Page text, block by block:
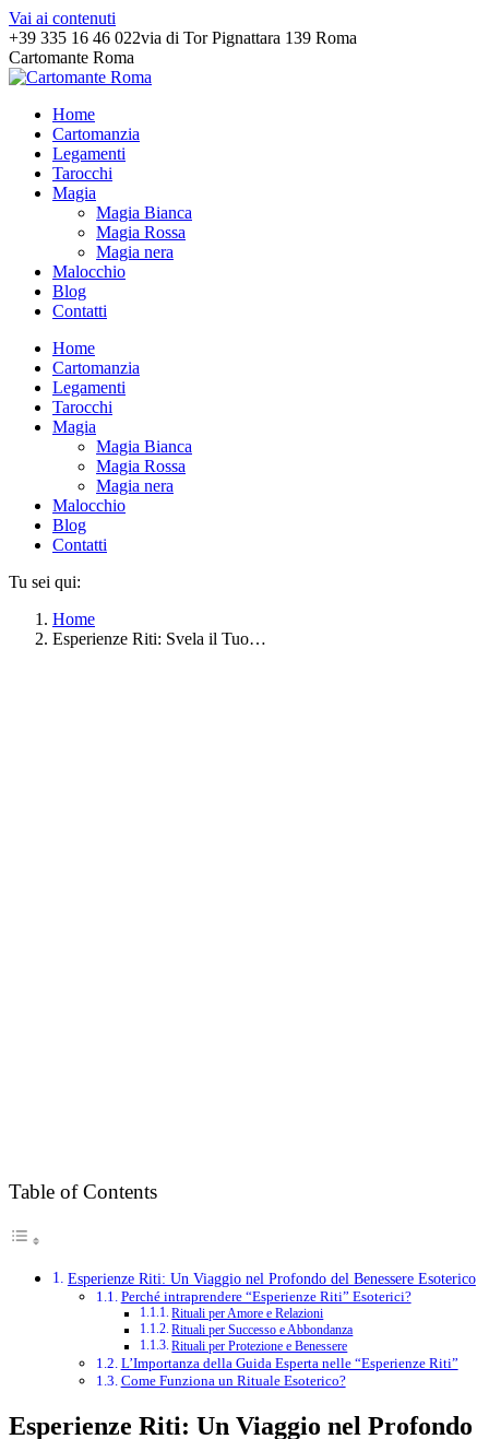
Vai ai contenuti
+39 335 16 46 022via di Tor Pignattara 139 Roma
Cartomante Roma
Home
Cartomanzia
Legamenti
Tarocchi
Magia
Magia Bianca
Magia Rossa
Magia nera
Malocchio
Blog
Contatti
Home
Cartomanzia
Legamenti
Tarocchi
Magia
Magia Bianca
Magia Rossa
Magia nera
Malocchio
Blog
Contatti
Tu sei qui:
Home
Esperienze Riti: Svela il Tuo…
Table of Contents
Esperienze Riti: Un Viaggio nel Profondo del Benessere Esoterico
Perché intraprendere “Esperienze Riti” Esoterici?
Rituali per Amore e Relazioni
Rituali per Successo e Abbondanza
Rituali per Protezione e Benessere
L’Importanza della Guida Esperta nelle “Esperienze Riti”
Come Funziona un Rituale Esoterico?
Esperienze Riti: Un Viaggio nel Profondo